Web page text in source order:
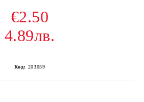
€2.50
4.89лв.
Код: 203059